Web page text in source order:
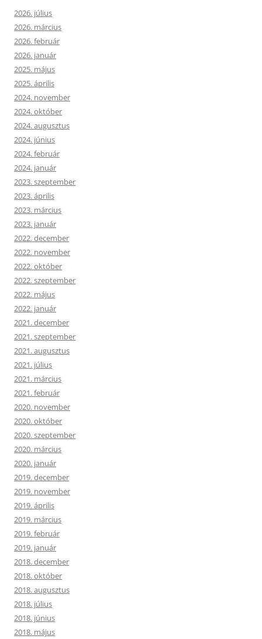
2026. július
2026. március
2026. február
2026. január
2025. május
2025. április
2024. november
2024. október
2024. augusztus
2024. június
2024. február
2024. január
2023. szeptember
2023. április
2023. március
2023. január
2022. december
2022. november
2022. október
2022. szeptember
2022. május
2022. január
2021. december
2021. szeptember
2021. augusztus
2021. július
2021. március
2021. február
2020. november
2020. október
2020. szeptember
2020. március
2020. január
2019. december
2019. november
2019. április
2019. március
2019. február
2019. január
2018. december
2018. október
2018. augusztus
2018. július
2018. június
2018. május